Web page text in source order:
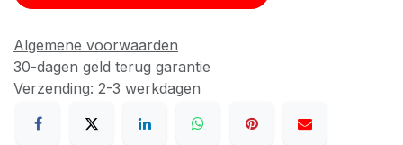
Algemene voorwaarden
30-dagen geld terug garantie
Verzending: 2-3 werkdagen